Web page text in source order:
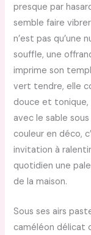
presque par
semble faire
n’est pas qu’une
souffle, une
imprime son
vert tendre, elle
douce et tonique,
avec le sable
couleur en déco,
invitation à
quotidien une
de la maison.
Sous ses airs
caméléon délicat